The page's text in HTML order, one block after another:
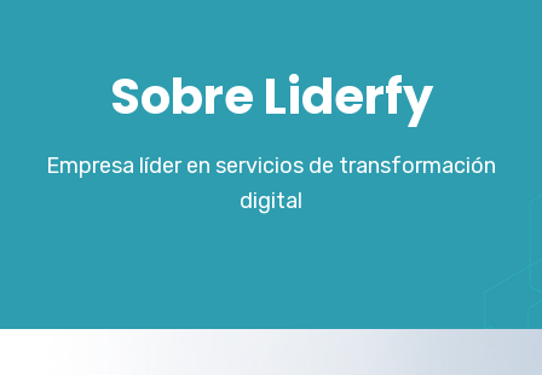
Sobre Liderfy
Empresa líder en servicios de transformación
digital